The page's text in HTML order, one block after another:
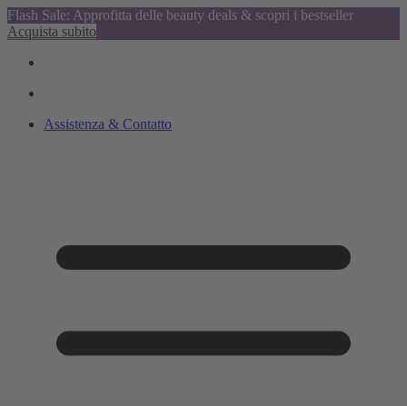
Flash Sale: Approfitta delle beauty deals & scopri i bestseller
Acquista subito
Assistenza & Contatto